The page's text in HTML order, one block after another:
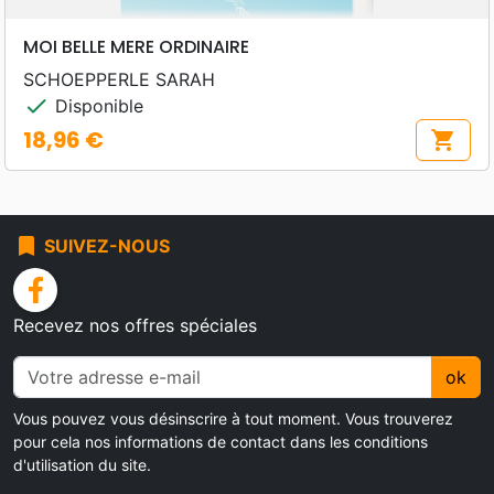
MOI BELLE MERE ORDINAIRE
SCHOEPPERLE SARAH
check Disponible
Prix
18,96 € shopping_cart
bookmark SUIVEZ-NOUS
facebook
Recevez nos offres spéciales
ok
Vous pouvez vous désinscrire à tout moment. Vous trouverez
pour cela nos informations de contact dans les conditions
d'utilisation du site.